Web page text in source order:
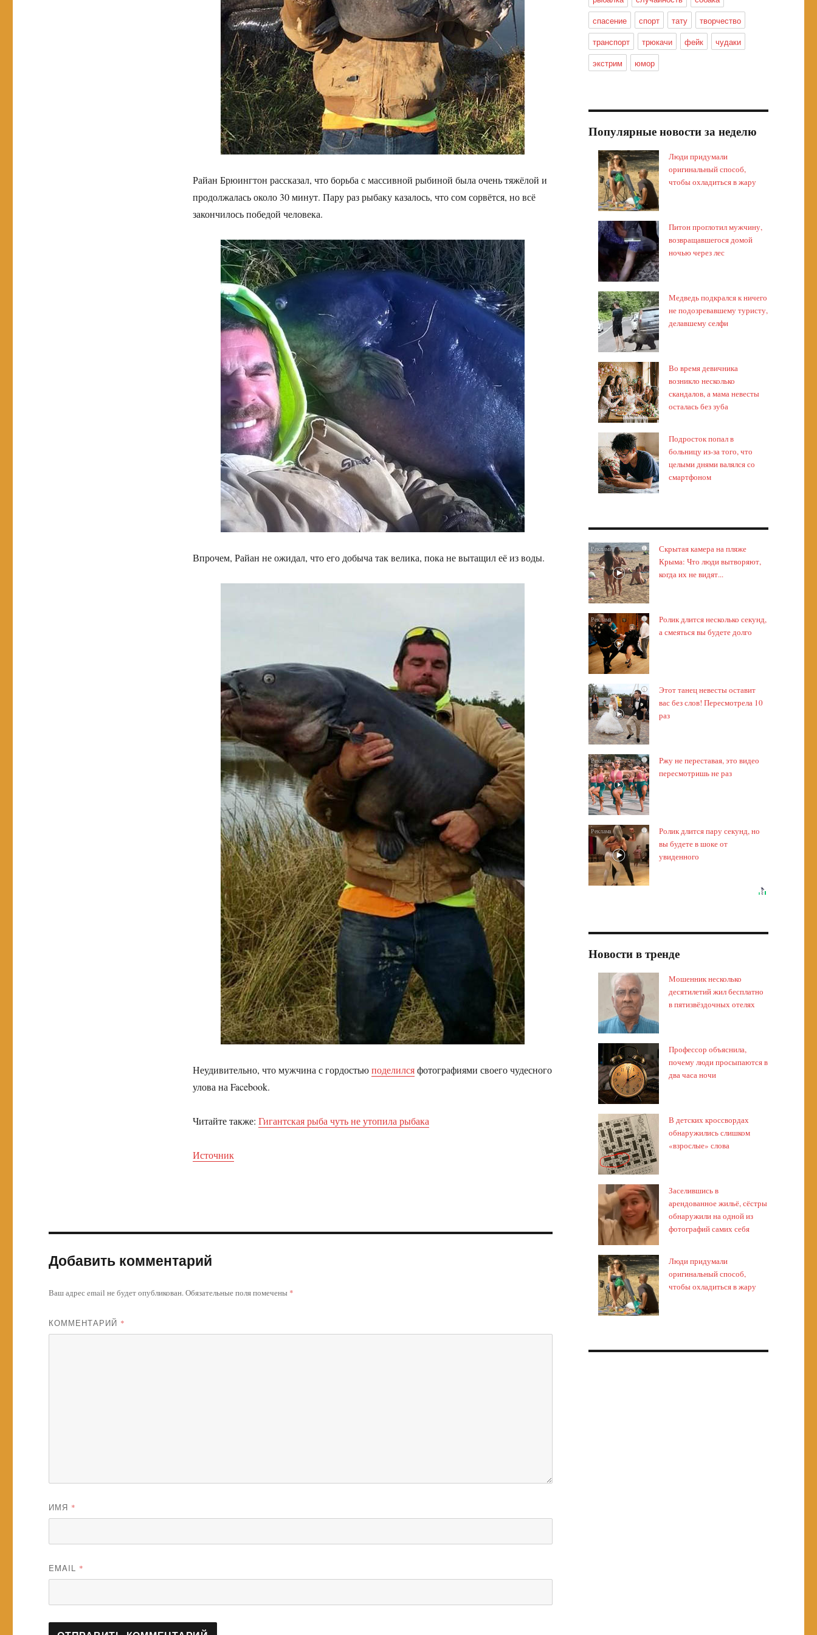
Райан Брюингтон рассказал, что борьба с массивной рыбиной была очень тяжёлой и
продолжалась около 30 минут. Пару раз рыбаку казалось, что сом сорвётся, но всё
закончилось победой человека.
Впрочем, Райан не ожидал, что его добыча так велика, пока не вытащил её из воды.
Неудивительно, что мужчина с гордостьюподелилсяфотографиями своего чудесного
улова на Facebook.
Читайте также: Гигантская рыба чуть не утопила рыбака
Источник
Добавить комментарий
Ваш адрес email не будет опубликован.Обязательные поля помечены *
КОММЕНТАРИЙ *
ИМЯ *
EMAIL *
спасение
спорт тату
творчество
транспорт
трюкачи фейк
чудаки
экстрим
юмор
Популярные новости за неделю
Люди придумали
оригинальный способ,
чтобы охладиться в жару
Питон проглотил мужчину,
возвращавшегося домой
ночью через лес
Медведь подкрался к ничего
не подозревавшему туристу,
делавшему селфи
Во время девичника
возникло несколько
скандалов, а мама невесты
осталась без зуба
Подросток попал в
больницу из-за того, что
целыми днями валялся со
смартфоном
i
Скрытая камера на пляже
Крыма: Что люди вытворяют,
когда их не видят...
i
Ролик длится несколько секунд,
а смеяться вы будете долго
i
Этот танец невесты оставит
вас без слов! Пересмотрела 10
раз
i
Ржу не переставая, это видео
пересмотришь не раз
i
Ролик длится пару секунд, но
вы будете в шоке от
увиденного
Новости в тренде
Мошенник несколько
десятилетий жил бесплатно
в пятизвёздочных отелях
Профессор объяснила,
почему люди просыпаются в
два часа ночи
В детских кроссвордах
обнаружились слишком
«взрослые» слова
Заселившись в
арендованное жильё, сёстры
обнаружили на одной из
фотографий самих себя
Люди придумали
оригинальный способ,
чтобы охладиться в жару